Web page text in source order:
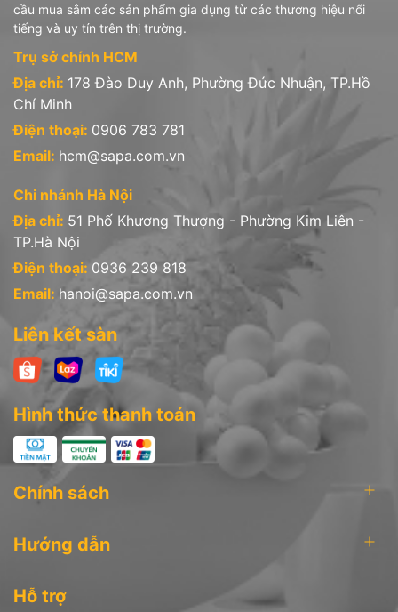
cầu mua sắm các sản phẩm gia dụng từ các thương hiệu nổi
tiếng và uy tín trên thị trường.
Trụ sở chính HCM
Địa chỉ: 178 Đào Duy Anh, Phường Đức Nhuận, TP.Hồ
Chí Minh
Điện thoại: 0906 783 781
Email: hcm@sapa.com.vn
Chi nhánh Hà Nội
Địa chỉ: 51 Phố Khương Thượng - Phường Kim Liên -
TP.Hà Nội
Điện thoại: 0936 239 818
Email: hanoi@sapa.com.vn
Liên kết sàn
Hình thức thanh toán
Chính sách
Hướng dẫn
Hỗ trợ